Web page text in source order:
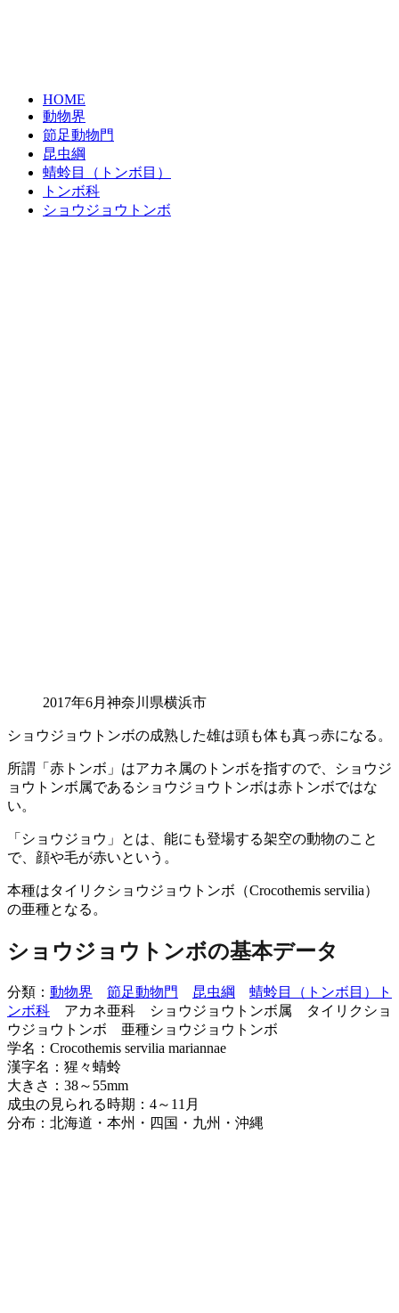
HOME
動物界
節足動物門
昆虫綱
蜻蛉目（トンボ目）
トンボ科
ショウジョウトンボ
2017年6月神奈川県横浜市
ショウジョウトンボの成熟した雄は頭も体も真っ赤になる。
所謂「赤トンボ」はアカネ属のトンボを指すので、ショウジ
ョウトンボ属である ショウジョウトンボは赤トンボではな
い。
「ショウジョウ」とは、能にも登場する架空の動物のこと
で、顔や毛が赤いという。
本種はタイリクショウジョウトンボ（Crocothemis servilia）
の亜種となる。
ショウジョウトンボの基本データ
分類： 動物界 節足動物門 昆虫綱 蜻蛉目（トンボ目）
ト
ンボ科 アカネ亜科 ショウジョウトンボ属 タイリクショ
ウジョウトンボ 亜種ショウジョウトンボ
学名：Crocothemis servilia mariannae
漢字名：猩々蜻蛉
大きさ：38～55mm
成虫の見られる時期：4～11月
分布：北海道・本州・四国・九州・沖縄